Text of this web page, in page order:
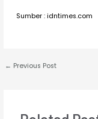
Sumber : idntimes.com
← Previous Post